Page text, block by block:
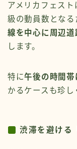
アメリカフェス
級の動員数とな
線を中心に周辺
します。
特に午後の時間帯
かるケースも珍し
渋滞を避ける